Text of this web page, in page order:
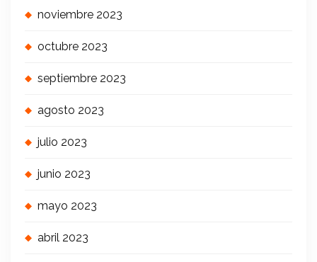
noviembre 2023
octubre 2023
septiembre 2023
agosto 2023
julio 2023
junio 2023
mayo 2023
abril 2023